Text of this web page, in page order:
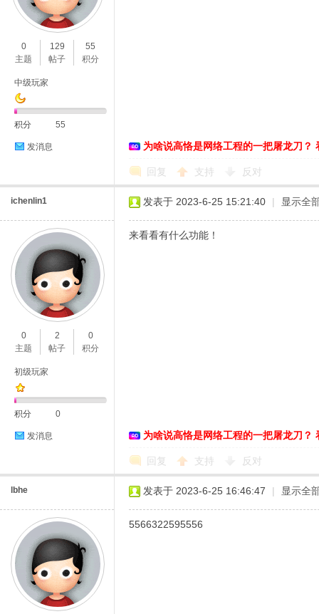
0
主题
129
帖子
55
积分
中级玩家
积分 55
发消息 为啥说高恪是网络工程的一把屠龙刀？
回复 支持 反对
ichenlin1
0
主题
2
帖子
0
积分
初级玩家
积分 0
发消息
发表于 2023-6-25 15:21:40 | 显示全
来看看有什么功能！
为啥说高恪是网络工程的一把屠龙刀？
回复 支持 反对
lbhe 发表于 2023-6-25 16:46:47 | 显示全
5566322595556